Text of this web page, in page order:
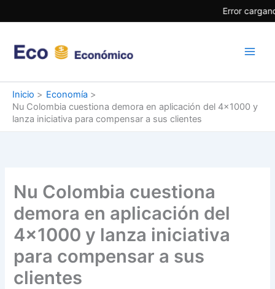
Error
al
Inicio
Economía
Nu Colombia cuestiona demora en aplicación del 4×1000 y
lanza iniciativa para compensar a sus clientes
Nu Colombia cuestiona
demora en aplicación del
4×1000 y lanza iniciativa
para compensar a sus
clientes